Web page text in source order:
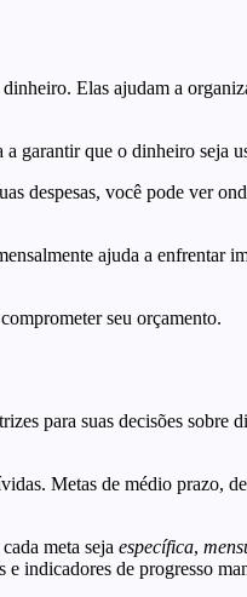
Elas ajudam a
garantir que o dinheiro seja
despesas, você pode ver
ajuda a enfrentar
seu orçamento.
para suas decisões sobre
Metas de médio prazo,
meta seja específica,
indicadores de progresso